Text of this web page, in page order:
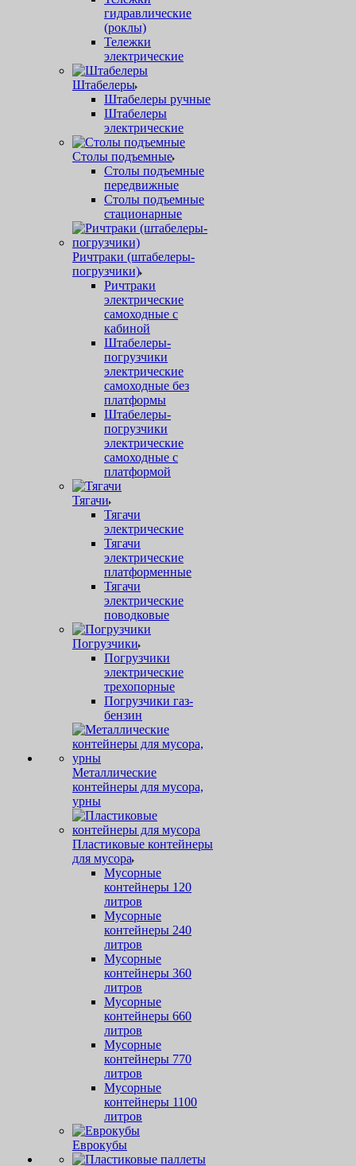
гидравлические
(роклы)
Тележки
электрические
Штабелеры
Штабелеры ручные
Штабелеры
электрические
Столы подъемные
Столы подъемные
передвижные
Столы подъемные
стационарные
Ричтраки (штабелеры-
погрузчики)
Ричтраки
электрические
самоходные с
кабиной
Штабелеры-
погрузчики
электрические
самоходные без
платформы
Штабелеры-
погрузчики
электрические
самоходные с
платформой
Тягачи
Тягачи
электрические
Тягачи
электрические
платформенные
Тягачи
электрические
поводковые
Погрузчики
Погрузчики
электрические
трехопорные
Погрузчики газ-
бензин
Металлические
контейнеры для мусора,
урны
Пластиковые контейнеры
для мусора
Мусорные
контейнеры 120
литров
Мусорные
контейнеры 240
литров
Мусорные
контейнеры 360
литров
Мусорные
контейнеры 660
литров
Мусорные
контейнеры 770
литров
Мусорные
контейнеры 1100
литров
Еврокубы